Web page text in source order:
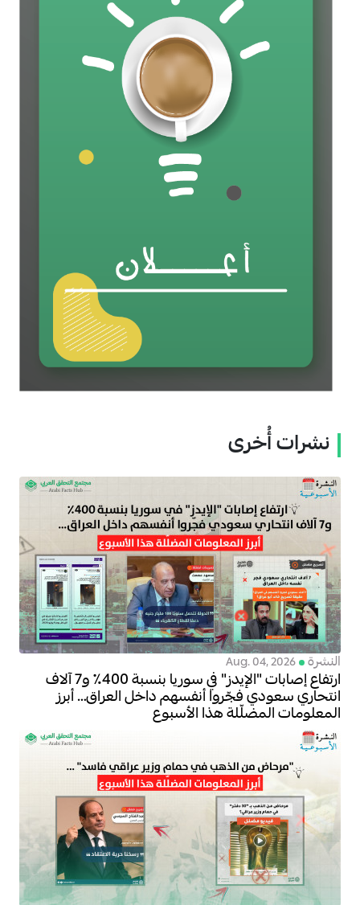
نشرات أُخرى
النشرة Aug. 04, 2026
ارتفاع إصابات "الإيدز" في سوريا بنسبة 400٪ و7 آلاف
انتحاري سعودي فجّروا أنفسهم داخل العراق… أبرز
المعلومات المضلّلة هذا الأسبوع